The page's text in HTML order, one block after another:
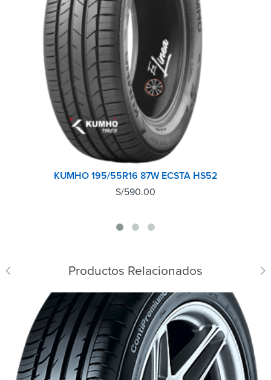
KUMHO 195/55R16 87W ECSTA HS52
S/590.00
Productos Relacionados